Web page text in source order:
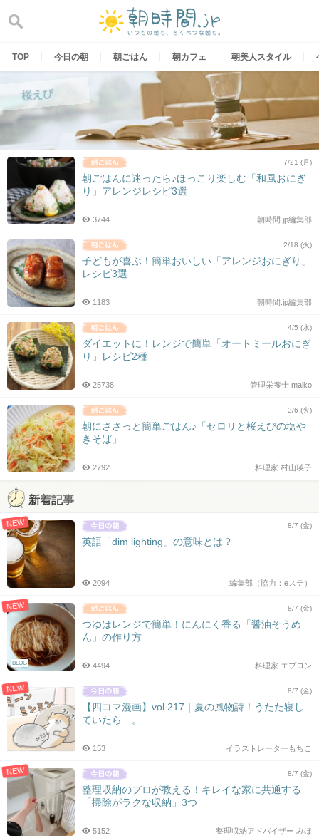
content
TOP 今日の朝 朝ごはん 朝カフェ 朝美人スタイル
桜えび
7/21 (月)
朝ごはんに迷ったら♪ほっこり楽しむ「和風おにぎ
り」アレンジレシピ3選
朝時間.jp編集部
3744
2/18 (火)
子どもが喜ぶ！簡単おいしい「アレンジおにぎり」
レシピ3選
朝時間.jp編集部
1183
4/5 (水)
ダイエットに！レンジで簡単「オートミールおにぎ
り」レシピ2種
管理栄養士 maiko
25738
3/6 (火)
朝にささっと簡単ごはん♪「セロリと桜えびの塩や
きそば」
料理家 村山瑛子
2792
新着記事
NEW 8/7 (金)
英語「dim lighting」の意味とは？
編集部（協力：eステ）
2094
NEW
BLOG
8/7 (金)
つゆはレンジで簡単！にんにく香る「醤油そうめ
ん」の作り方
料理家 エプロン
4494
NEW 8/7 (金)
【四コマ漫画】vol.217｜夏の風物詩！うたた寝し
ていたら…。
イラストレーターもちこ
153
NEW 8/7 (金)
整理収納のプロが教える！キレイな家に共通する
「掃除がラクな収納」3つ
整理収納アドバイザー みほ
5152